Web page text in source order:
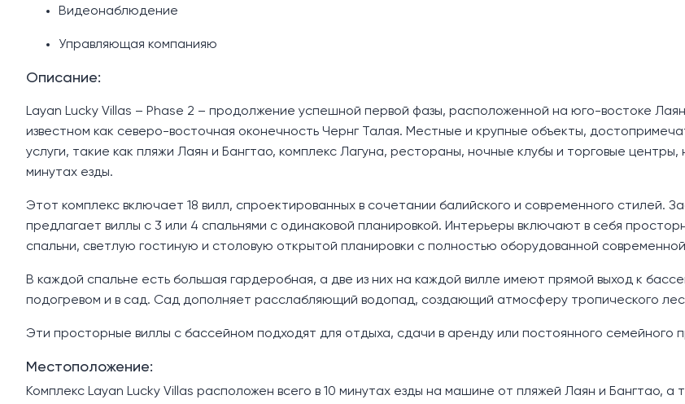
Видеонаблюдение
Управляющая компанияю
Описание:
Layan Lucky Villas – Phase 2 – продолжение успешной первой фазы, расположенной на юго-востоке
известном как северо-восточная оконечность Чернг Талая. Местные и крупные объекты,
услуги, такие как пляжи Лаян и Бангтао, комплекс Лагуна, рестораны, ночные клубы и торговые центры,
минутах езды.
Этот комплекс включает 18 вилл, спроектированных в сочетании балийского и современного стилей.
предлагает виллы с 3 или 4 спальнями с одинаковой планировкой. Интерьеры включают в себя
спальни, светлую гостиную и столовую открытой планировки с полностью оборудованной
В каждой спальне есть большая гардеробная, а две из них на каждой вилле имеют прямой выход к
подогревом и в сад. Сад дополняет расслабляющий водопад, создающий атмосферу тропического
Эти просторные виллы с бассейном подходят для отдыха, сдачи в аренду или постоянного семейного
Местоположение:
Комплекс Layan Lucky Villas расположен всего в 10 минутах езды на машине от пляжей Лаян и Бангтао, а